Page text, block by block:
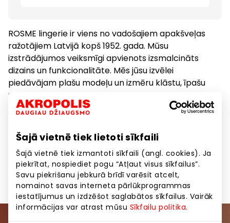
Šajā vietnē tiek lietoti sīkfaili
Šajā vietnē tiek izmantoti sīkfaili (angl. cookies). Ja
piekrītat, nospiediet pogu “Atļaut visus sīkfailus”.
Savu piekrišanu jebkurā brīdī varēsit atcelt,
nomainot savas interneta pārlūkprogrammas
iestatījumus un izdzēšot saglabātos sīkfailus. Vairāk
informācijas var atrast mūsu Sīkfailu politika.
ROSME lingerie ir viens no vadošajiem apakšveļas
ražotājiem Latvijā kopš 1952. gada. Mūsu
izstrādājumos veiksmīgi apvienots izsmalcināts
dizains un funkcionalitāte. Mēs jūsu izvēlei
piedāvājam plašu modeļu un izmēru klāstu, īpašu
uzmanību veltot lielo izmēru grupām. Liela
izmantojamo materiālu izvēle – no izsmalcinātām
apmierināt jebkuru gaumi.
Apģērbs Preces